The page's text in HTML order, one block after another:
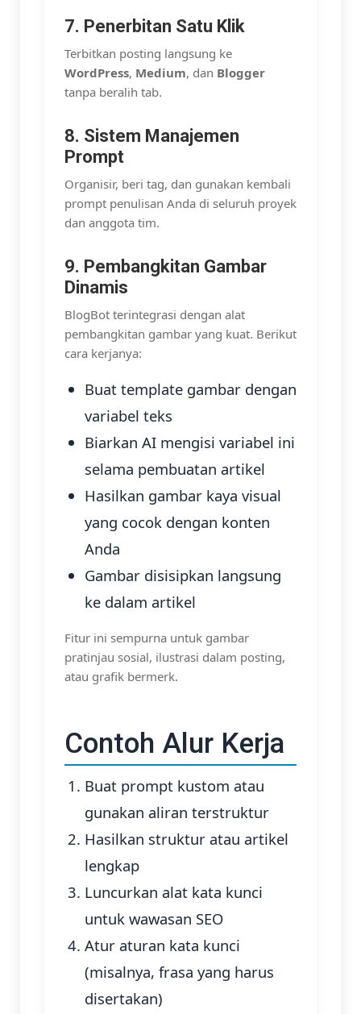
7. Penerbitan Satu Klik
Terbitkan posting langsung ke
WordPress, Medium, dan Blogger
tanpa beralih tab.
8. Sistem Manajemen
Prompt
Organisir, beri tag, dan gunakan kembali
prompt penulisan Anda di seluruh proyek
dan anggota tim.
9. Pembangkitan Gambar
Dinamis
BlogBot terintegrasi dengan alat
pembangkitan gambar yang kuat. Berikut
cara kerjanya:
Buat template gambar dengan
variabel teks
Biarkan AI mengisi variabel ini
selama pembuatan artikel
Hasilkan gambar kaya visual
yang cocok dengan konten
Anda
Gambar disisipkan langsung
ke dalam artikel
Fitur ini sempurna untuk gambar
pratinjau sosial, ilustrasi dalam posting,
atau grafik bermerk.
Contoh Alur Kerja
Buat prompt kustom atau
gunakan aliran terstruktur
Hasilkan struktur atau artikel
lengkap
Luncurkan alat kata kunci
untuk wawasan SEO
Atur aturan kata kunci
(misalnya, frasa yang harus
disertakan)